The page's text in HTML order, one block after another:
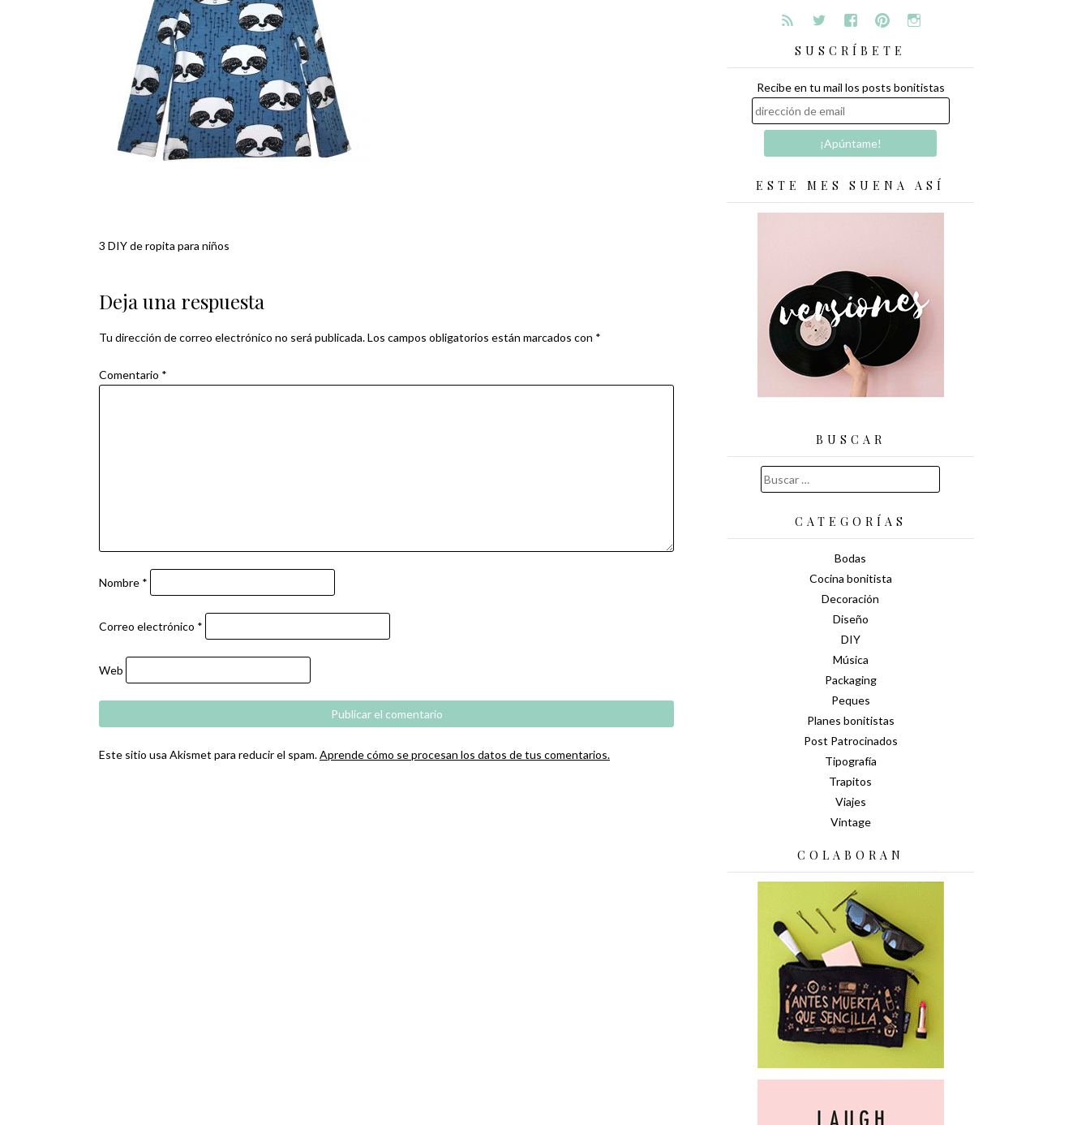
Navegación
de
entradas
3 DIY de ropita para niños
Deja una respuesta
Tu dirección de correo electrónico no será publicada.Los campos obligatorios están marcados con *
Comentario *
Nombre *
Correo electrónico *
Web
Este sitio usa Akismet para reducir el spam.Aprende cómo se procesan los datos de tus comentarios.
SUSCRÍBETE
Recibe en tu mail los posts bonitistas
ESTE MES SUENA ASÍ
BUSCAR
Buscar:
CATEGORÍAS
Bodas
Cocina bonitista
Decoración
Diseño
DIY
Música
Packaging
Peques
Planes bonitistas
Post Patrocinados
Tipografía
Trapitos
Viajes
Vintage
COLABORAN